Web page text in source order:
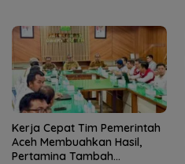
Kerja Cepat Tim Pemerintah
Aceh Membuahkan Hasil,
Pertamina Tambah